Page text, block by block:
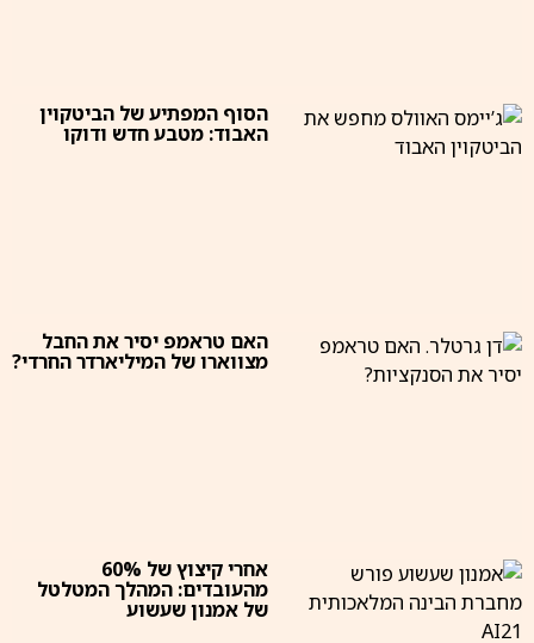
הסוף המפתיע של הביטקוין
האבוד: מטבע חדש ודוקו
האם טראמפ יסיר את החבל
מצווארו של המיליארדר החרדי?
אחרי קיצוץ של 60%
מהעובדים: המהלך המטלטל
של אמנון שעשוע